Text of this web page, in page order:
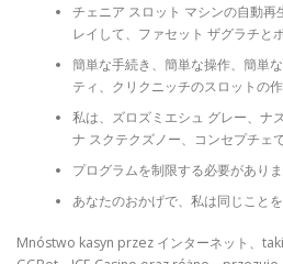
チェニア スロット マシンの自動
レイして、ファセット ザグラチと
簡単な手続き、簡単な操作、簡単
ティ、クリクニッチのスロットの作
私は、ズロズミエシュ グレー、ナ
ナ スクテクズノー、コンセプチェで
プログラムを制限する必要がありま
あなたのおかげで、私は同じこと
Mnóstwo kasyn przez インターネット、